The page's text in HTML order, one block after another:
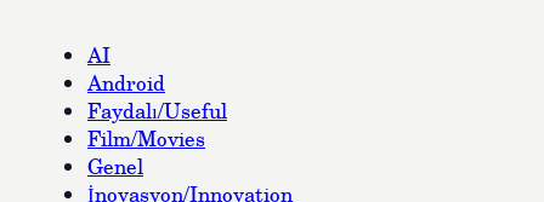
AI
Android
Faydalı/Useful
Film/Movies
Genel
İnovasyon/Innovation